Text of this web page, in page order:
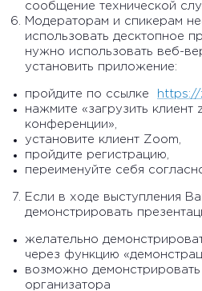
сообщение технической
Модераторам и спикерам
использовать десктопное
нужно использовать веб-
установить приложение:
пройдите по ссылке
https://
нажмите «загрузить клиент
конференции»,
установите клиент Zoom,
пройдите регистрацию,
переименуйте себя
Если в ходе выступления
демонстрировать
желательно
через функцию
возможно демонстрировать
организатора